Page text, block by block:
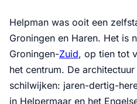
Helpman was ooit een
Groningen en Haren. Het is
Groningen-Zuid, op tien tot
het centrum. De
schilwijken: jaren-dertig-
in Helpermaar en het